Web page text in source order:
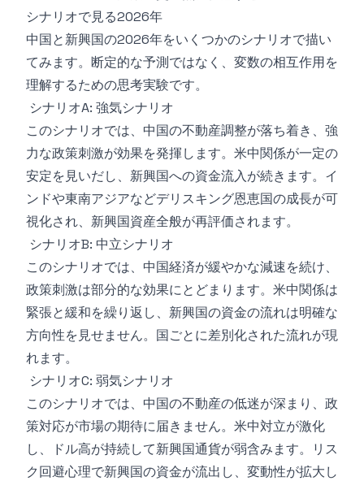
シナリオで見る2026年
中国と新興国の2026年をいくつかのシナリオで描い
てみます。断定的な予測ではなく、変数の相互作用を
理解するための思考実験です。
シナリオA: 強気シナリオ
このシナリオでは、中国の不動産調整が落ち着き、強
力な政策刺激が効果を発揮します。米中関係が一定の
安定を見いだし、新興国への資金流入が続きます。イ
ンドや東南アジアなどデリスキング恩恵国の成長が可
視化され、新興国資産全般が再評価されます。
シナリオB: 中立シナリオ
このシナリオでは、中国経済が緩やかな減速を続け、
政策刺激は部分的な効果にとどまります。米中関係は
緊張と緩和を繰り返し、新興国の資金の流れは明確な
方向性を見せません。国ごとに差別化された流れが現
れます。
シナリオC: 弱気シナリオ
このシナリオでは、中国の不動産の低迷が深まり、政
策対応が市場の期待に届きません。米中対立が激化
し、ドル高が持続して新興国通貨が弱含みます。リス
ク回避心理で新興国の資金が流出し、変動性が拡大し